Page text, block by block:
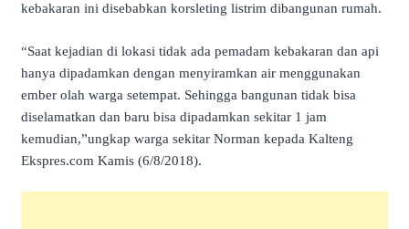
kebakaran ini disebabkan korsleting listrim dibangunan rumah.
“Saat kejadian di lokasi tidak ada pemadam kebakaran dan api
hanya dipadamkan dengan menyiramkan air menggunakan
ember olah warga setempat. Sehingga bangunan tidak bisa
diselamatkan dan baru bisa dipadamkan sekitar 1 jam
kemudian,”ungkap warga sekitar Norman kepada Kalteng
Ekspres.com Kamis (6/8/2018).